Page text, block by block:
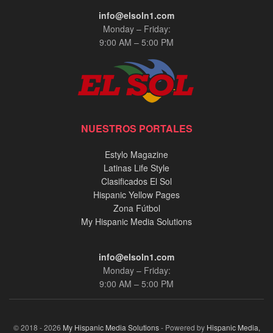
info@elsoln1.com
Monday – Friday:
9:00 AM – 5:00 PM
NUESTROS PORTALES
Estylo Magazine
Latinas Life Style
Clasificados El Sol
Hispanic Yellow Pages
Zona Fútbol
My Hispanic Media Solutions
info@elsoln1.com
Monday – Friday:
9:00 AM – 5:00 PM
© 2018 - 2026 My Hispanic Media Solutions- Powered by Hispanic Media,